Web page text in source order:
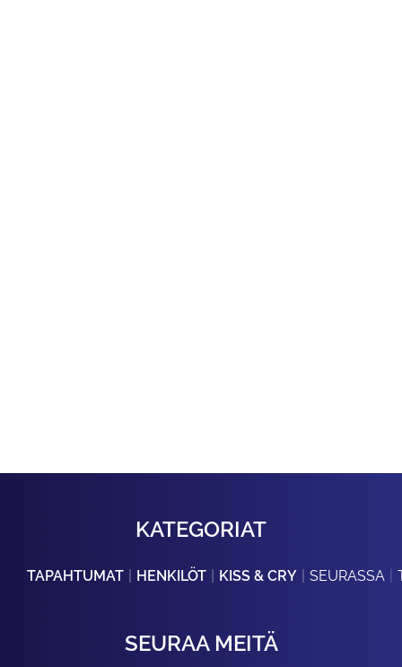
KATEGORIAT
TAPAHTUMAT HENKILÖT KISS & CRY SEURASSA
SEURAA MEITÄ